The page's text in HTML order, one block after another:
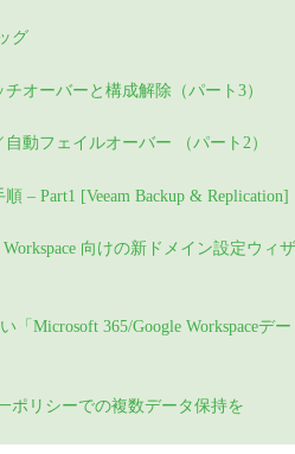
グ
オーバーと構成解除（パート3）
動フェイルオーバー （パート2）
– Part1 [Veeam Backup & Replication]
向けの新ドメイン設定ウィザ
「Microsoft 365/Google Workspaceデー
ポリシーでの複数データ保持を